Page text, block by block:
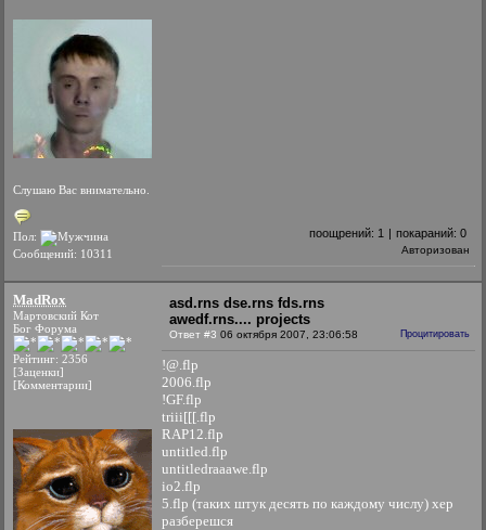
Слушаю Вас внимательно.
Пол:
Сообщений: 10311
поощрений: 1 | покараний: 0
Авторизован
MadRox
Мартовский Кот
Бог Форума
Рейтинг: 2356
[Заценки]
[Комментарии]
asd.rns dse.rns fds.rns
awedf.rns.... projects
Ответ #3 06 октября 2007, 23:06:58 Процитировать
!@.flp
2006.flp
!GF.flp
triii[[[.flp
RAP12.flp
untitled.flp
untitledraaawe.flp
io2.flp
5.flp (таких штук десять по каждому числу) хер
разберешся